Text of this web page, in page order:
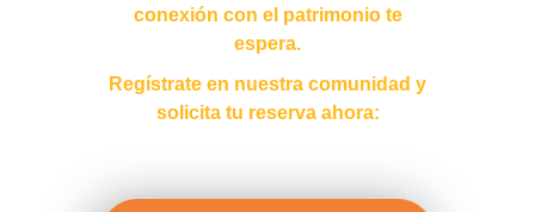
conexión con el patrimonio te
espera.
Regístrate en nuestra comunidad y
solicita tu reserva ahora: